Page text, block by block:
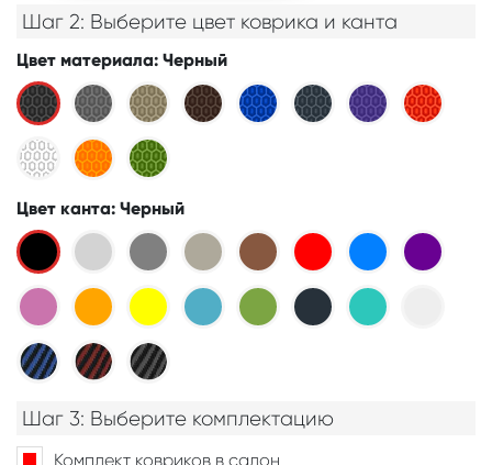
Шаг 2: Выберите цвет коврика и канта
Цвет материала: Черный
Цвет канта: Черный
Шаг 3: Выберите комплектацию
Комплект ковриков в салон